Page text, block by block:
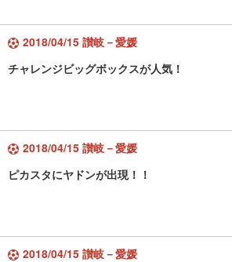
2018/04/15 讃岐－愛媛
チャレンジビッグボックスが人気！
2018/04/15 讃岐－愛媛
ピカスタにヤドンが出現！！
2018/04/15 讃岐－愛媛